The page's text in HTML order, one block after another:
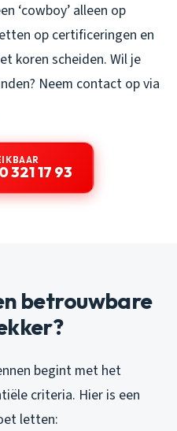
‘cowboy’ alleen op
op certificeringen en
koren scheiden. Wil je
Neem contact op via
321 17 93
betrouwbare
begint met het
criteria. Hier is een
letten: